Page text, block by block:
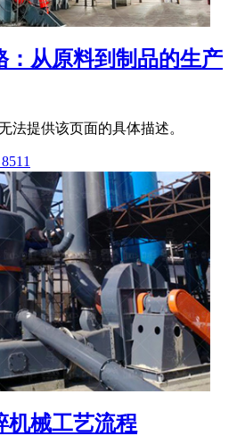
：从原料到制品的生产
法提供该页面的具体描述。
机械工艺流程